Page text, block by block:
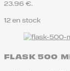
23.96 €.
12 en stock
FLASK 500